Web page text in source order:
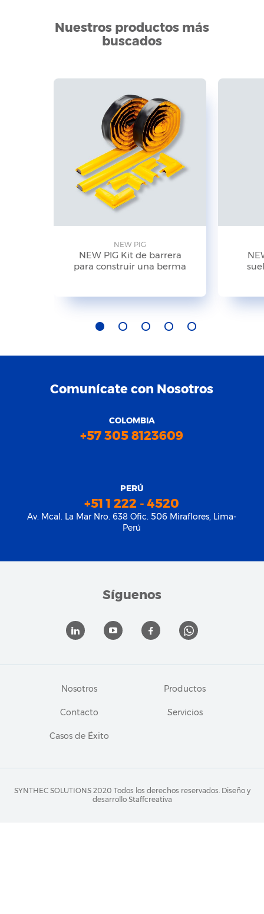
Nuestros productos más
buscados
NEW PIG
NEW PIG Kit de barrera
para construir una berma
Comunícate con Nosotros
COLOMBIA
+57 305 8123609
PERÚ
+51 1 222 - 4520
Av. Mcal. La Mar Nro. 638 Ofic. 506 Miraflores, Lima-
Perú
Síguenos
Nosotros Productos
Contacto Servicios
Casos de Éxito
SYNTHEC SOLUTIONS 2020 Todos los derechos reservados. Diseño y
desarrollo Staffcreativa